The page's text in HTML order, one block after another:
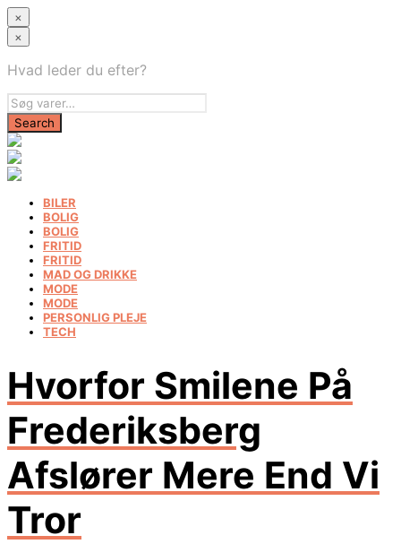
×
×
Hvad leder du efter?
BILER
BOLIG
BOLIG
FRITID
FRITID
MAD OG DRIKKE
MODE
MODE
PERSONLIG PLEJE
TECH
Hvorfor Smilene På
Frederiksberg
Afslører Mere End Vi
Tror